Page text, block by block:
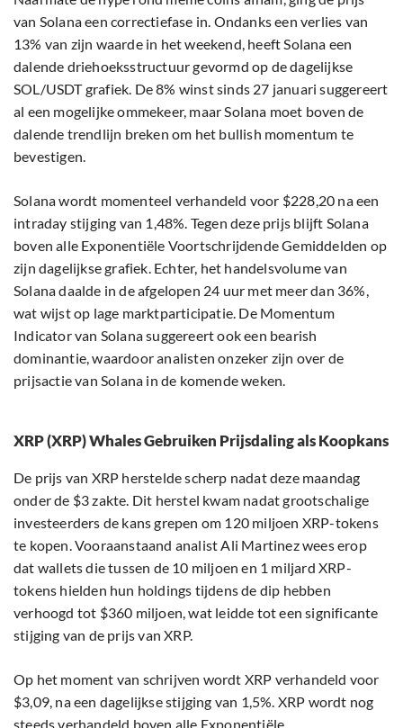
van Solana een correctiefase in. Ondanks een verlies van
13% van zijn waarde in het weekend, heeft Solana een
dalende driehoeksstructuur gevormd op de dagelijkse
SOL/USDT grafiek. De 8% winst sinds 27 januari suggereert
al een mogelijke ommekeer, maar Solana moet boven de
dalende trendlijn breken om het bullish momentum te
bevestigen.
Solana wordt momenteel verhandeld voor $228,20 na een
intraday stijging van 1,48%. Tegen deze prijs blijft Solana
boven alle Exponentiële Voortschrijdende Gemiddelden op
zijn dagelijkse grafiek. Echter, het handelsvolume van
Solana daalde in de afgelopen 24 uur met meer dan 36%,
wat wijst op lage marktparticipatie. De Momentum
Indicator van Solana suggereert ook een bearish
dominantie, waardoor analisten onzeker zijn over de
prijsactie van Solana in de komende weken.
XRP (XRP) Whales Gebruiken Prijsdaling als Koopkans
De prijs van XRP herstelde scherp nadat deze maandag
onder de $3 zakte. Dit herstel kwam nadat grootschalige
investeerders de kans grepen om 120 miljoen XRP-tokens
te kopen. Vooraanstaand analist Ali Martinez wees erop
dat wallets die tussen de 10 miljoen en 1 miljard XRP-
tokens hielden hun holdings tijdens de dip hebben
verhoogd tot $360 miljoen, wat leidde tot een significante
stijging van de prijs van XRP.
Op het moment van schrijven wordt XRP verhandeld voor
$3,09, na een dagelijkse stijging van 1,5%. XRP wordt nog
steeds verhandeld boven alle Exponentiële